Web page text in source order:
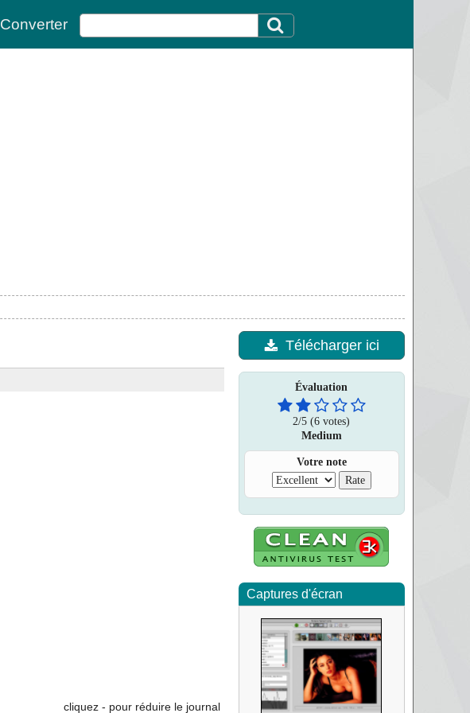
Converter
cliquez - pour réduire le journal
Télécharger ici
Évaluation
2/5 (6 votes)
Medium
Votre note
Captures d'écran